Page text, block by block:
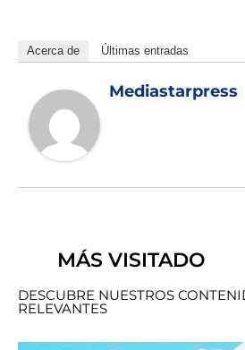
Acerca de Últimas entradas
Mediastarpress
MÁS VISITADO
DESCUBRE NUESTROS
RELEVANTES